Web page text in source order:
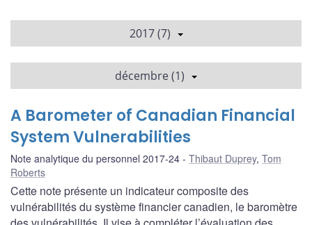
2017 (7)
décembre (1)
A Barometer of Canadian Financial
System Vulnerabilities
Note analytique du personnel 2017-24 Thibaut Duprey, Tom
Roberts
Cette note présente un indicateur composite des
vulnérabilités du système financier canadien, le baromètre